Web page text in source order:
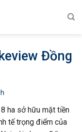
Đồng
ha sở hữu mặt tiền
tế trọng điểm của